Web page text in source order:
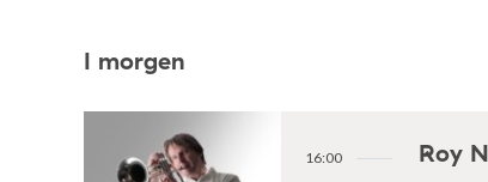
I morgen
16:00 Roy